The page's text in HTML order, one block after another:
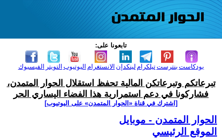
تابعونا على:
الفيسبوك التويتر اليوتيوب الانستغرام لينكدإن تيلكرامبنترست بودكاست
تبرعاتكم وتبرعاتكن المالية تحفظ استقلال الحوار المتمدن،
فشاركونا في دعم استمرارية هذا الفضاء اليساري الحر
[اشترك في قناة ‫«الحوار المتمدن» على اليوتيوب]
الحوار المتمدن - موبايل
الموقع الرئيسي